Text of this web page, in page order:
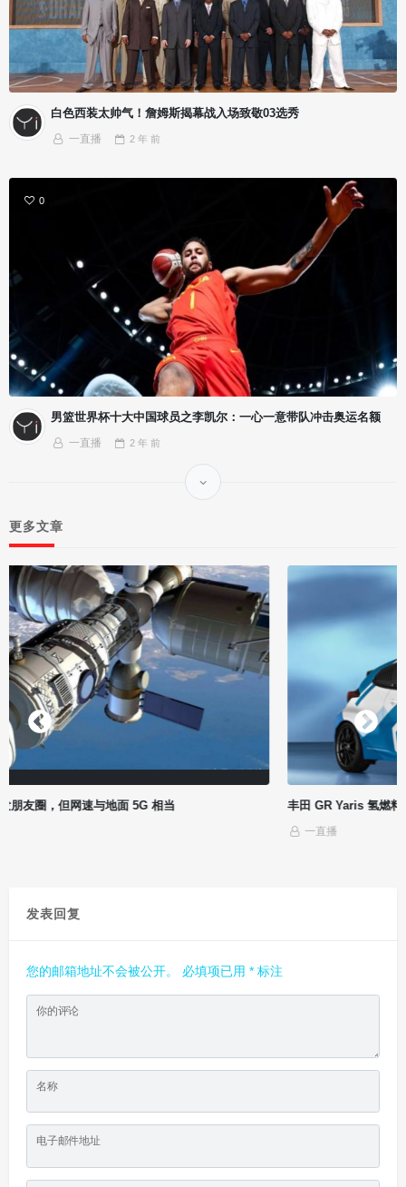
白色西装太帅气！詹姆斯揭幕战入场致敬03选秀
一直播 2 年 前
0
男篮世界杯十大中国球员之李凯尔：一心一意带队冲击奥运名额
一直播 2 年 前
更多文章
丰田 GR Yaris 氢燃料发动机原型车官图公布，可直接烧氢气
发表回复
您的邮箱地址不会被公开。 必填项已用* 标注
你的评论
名称
电子邮件地址